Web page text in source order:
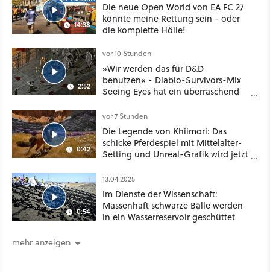
14:38
Die neue Open World von EA FC 27
könnte meine Rettung sein - oder
die komplette Hölle!
2:52
vor 10 Stunden
»Wir werden das für D&D
benutzen« - Diablo-Survivors-Mix
Seeing Eyes hat ein überraschend
0:42
vor 7 Stunden
Die Legende von Khiimori: Das
schicke Pferdespiel mit Mittelalter-
Setting und Unreal-Grafik wird jetzt
0:54
13.04.2025
Im Dienste der Wissenschaft:
Massenhaft schwarze Bälle werden
in ein Wasserreservoir geschüttet
mehr anzeigen